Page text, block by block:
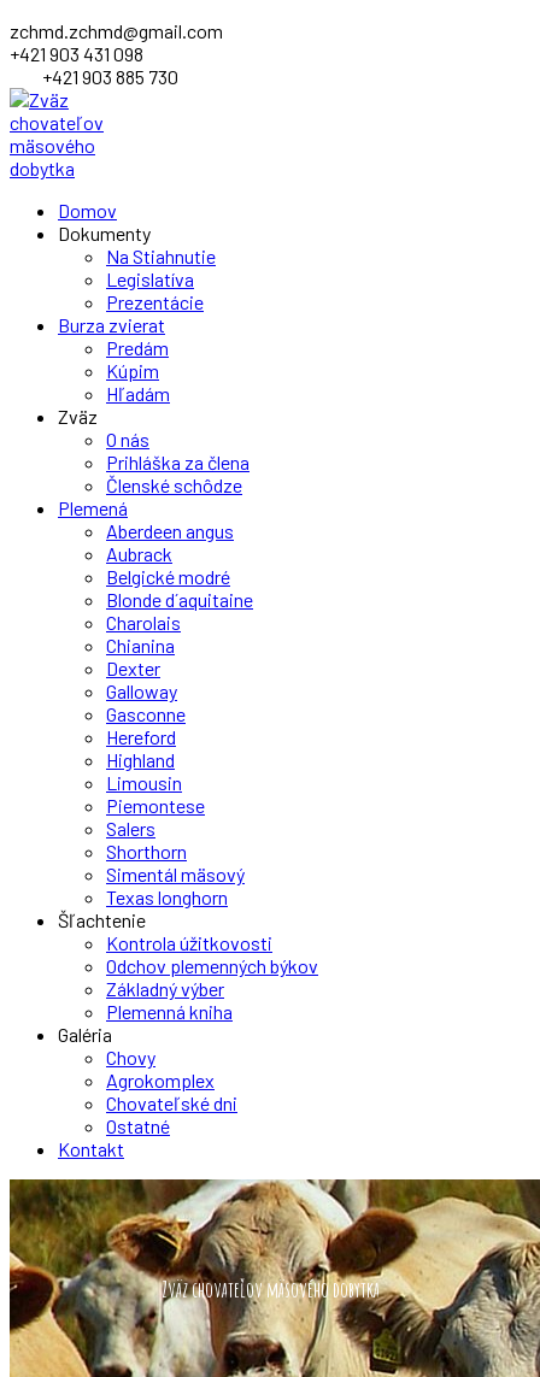
zchmd.zchmd@gmail.com
+421 903 431 098
+421 903 885 730
ProfileDomov
Dokumenty
Na Stiahnutie
Legislatíva
Prezentácie
Burza zvierat
Predám
Kúpim
Hľadám
Zväz
O nás
Prihláška za člena
Členské schôdze
Plemená
Aberdeen angus
Aubrack
Belgické modré
Blonde d´aquitaine
Charolais
Chianina
Dexter
Galloway
Gasconne
Hereford
Highland
Limousin
Piemontese
Salers
Shorthorn
Simentál mäsový
Texas longhorn
Šľachtenie
Kontrola úžitkovosti
Odchov plemenných býkov
Základný výber
Plemenná kniha
Galéria
Chovy
Agrokomplex
Chovateľské dni
Ostatné
Kontakt
Zväz chovateľov mäsového dobytka